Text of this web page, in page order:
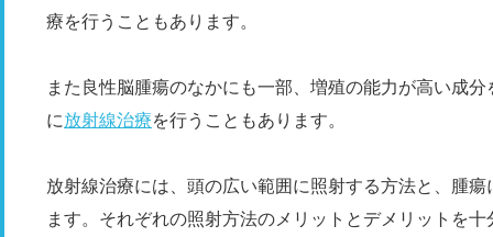
療を行うこともあります。
また良性脳腫瘍のなかにも一部、増殖の能力が高い成
に放射線治療を行うこともあります。
放射線治療には、頭の広い範囲に照射する方法と、腫
ます。それぞれの照射方法のメリットとデメリットを